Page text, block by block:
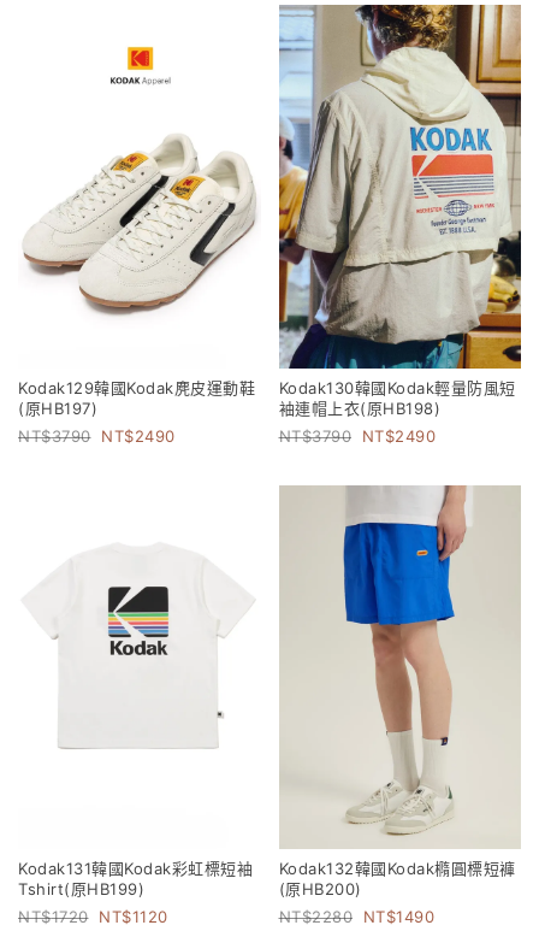
Kodak129韓國Kodak麂皮運動鞋
(原HB197)
3790
2490
Kodak130韓國Kodak輕量防風短
袖連帽上衣(原HB198)
3790
2490
Kodak131韓國Kodak彩虹標短袖
Tshirt(原HB199)
1720
1120
Kodak132韓國Kodak橢圓標短褲
(原HB200)
2280
1490